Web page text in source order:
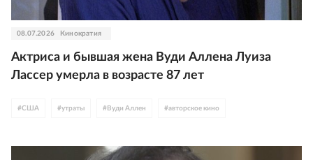
08.07.2026 Кинократия
Актриса и бывшая жена Вуди Аллена Луиза
Лассер умерла в возрасте 87 лет
#США #утраты # Вуди Аллен #авторское кино